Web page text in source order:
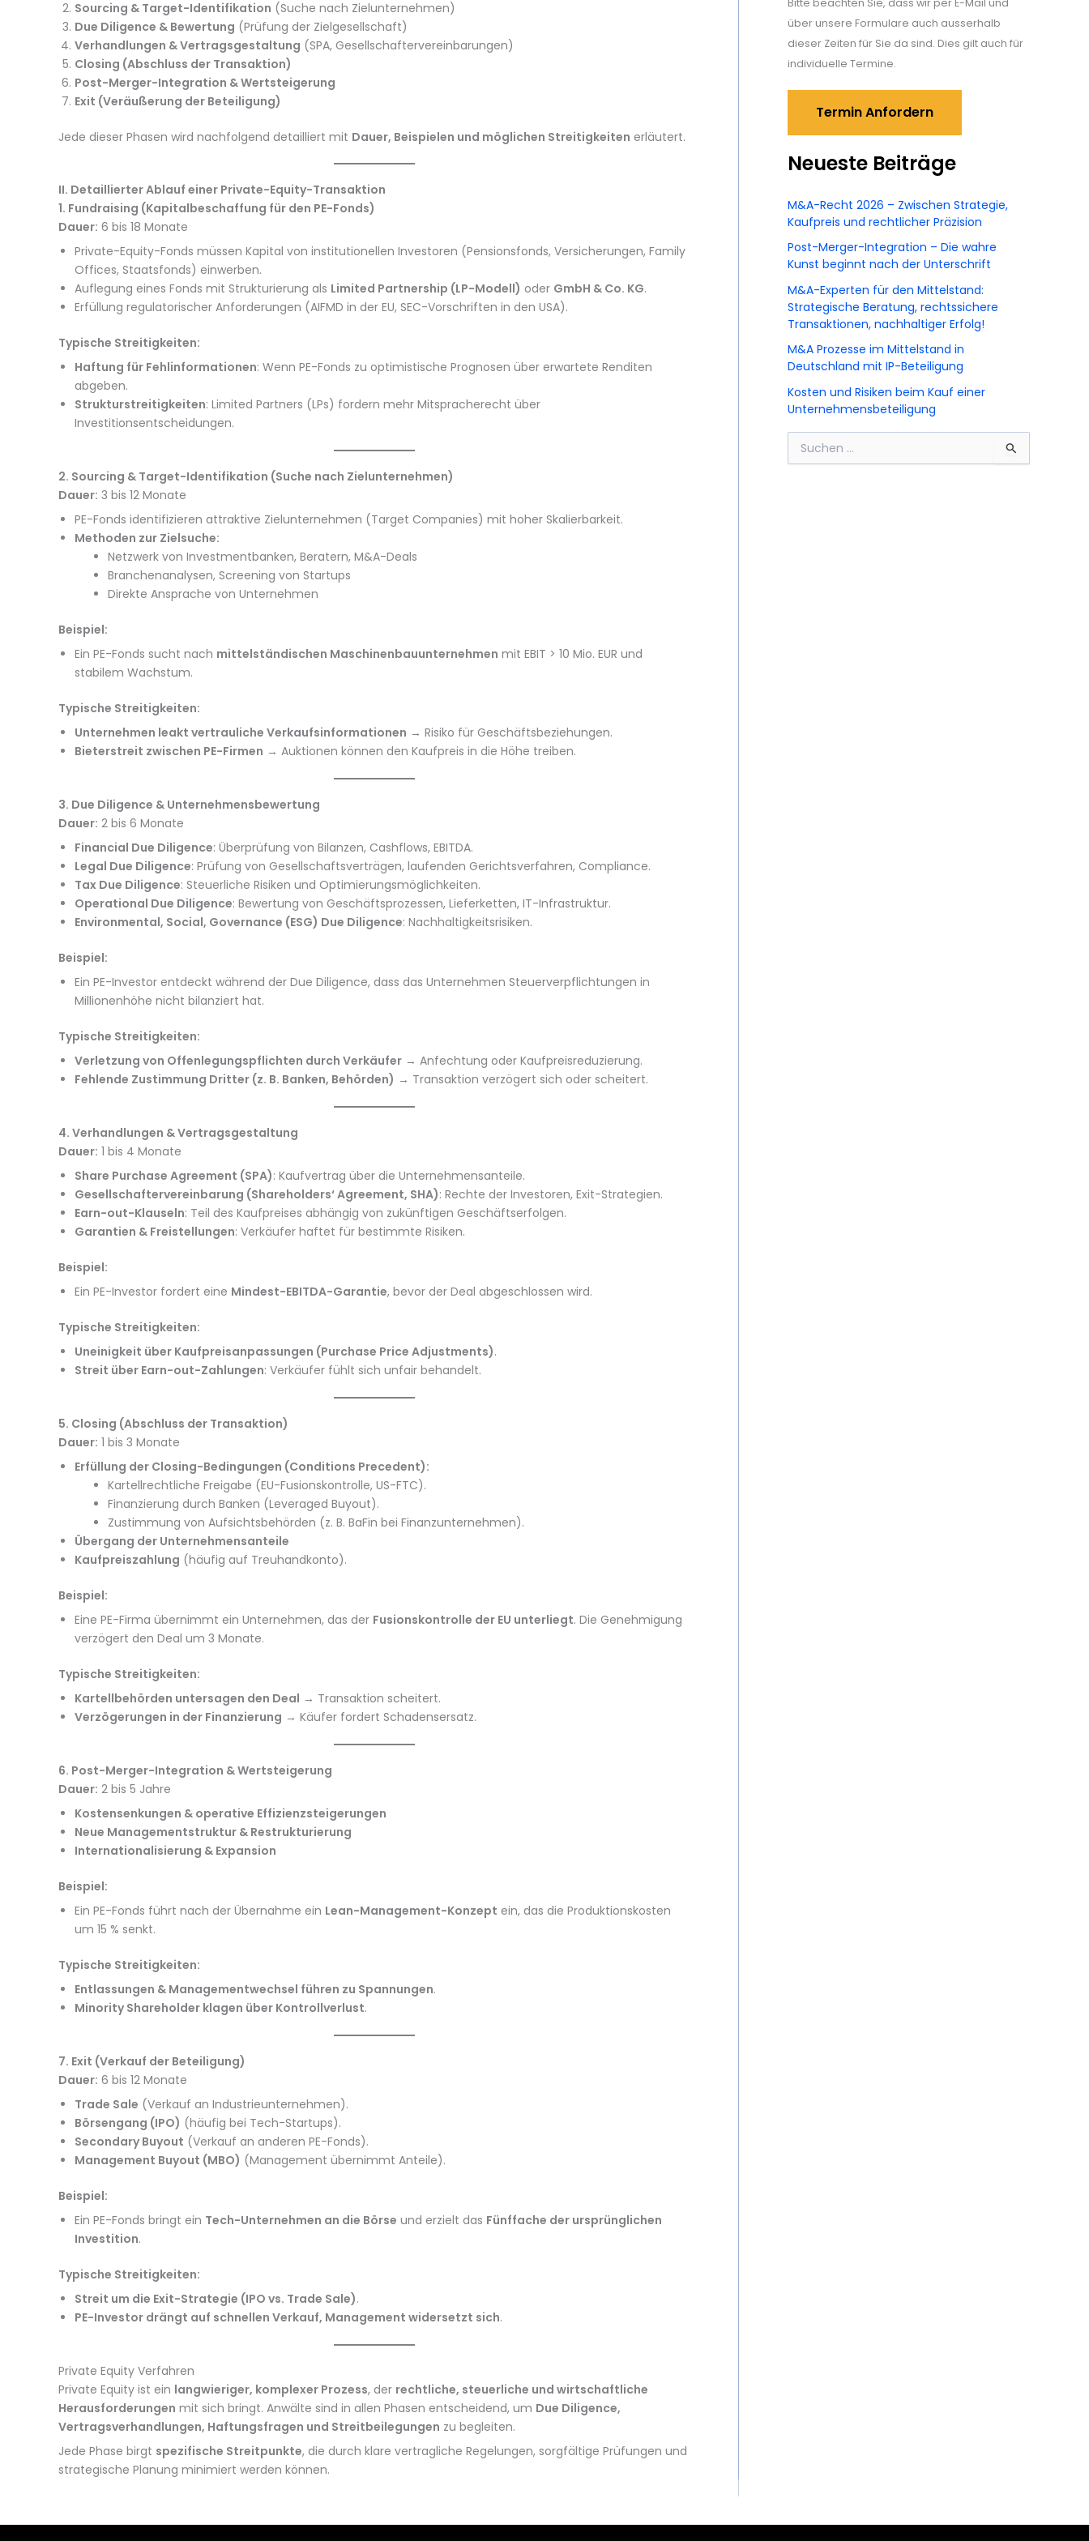
Sourcing & Target-Identifikation (Suche nach Zielunternehmen)
Due Diligence & Bewertung (Prüfung der Zielgesellschaft)
Verhandlungen & Vertragsgestaltung (SPA, Gesellschaftervereinbarungen)
Closing (Abschluss der Transaktion)
Post-Merger-Integration & Wertsteigerung
Exit (Veräußerung der Beteiligung)
Jede dieser Phasen wird nachfolgend detailliert mit Dauer, Beispielen und möglichen Streitigkeiten erläutert.
II. Detaillierter Ablauf einer Private-Equity-Transaktion
1. Fundraising (Kapitalbeschaffung für den PE-Fonds)
Dauer: 6 bis 18 Monate
Private-Equity-Fonds müssen Kapital von institutionellen Investoren (Pensionsfonds, Versicherungen, Family
Offices, Staatsfonds) einwerben.
Auflegung eines Fonds mit Strukturierung als Limited Partnership (LP-Modell) oder GmbH & Co. KG.
Erfüllung regulatorischer Anforderungen (AIFMD in der EU, SEC-Vorschriften in den USA).
Typische Streitigkeiten:
Haftung für Fehlinformationen: Wenn PE-Fonds zu optimistische Prognosen über erwartete Renditen
abgeben.
Strukturstreitigkeiten: Limited Partners (LPs) fordern mehr Mitspracherecht über
Investitionsentscheidungen.
2. Sourcing & Target-Identifikation (Suche nach Zielunternehmen)
Dauer: 3 bis 12 Monate
PE-Fonds identifizieren attraktive Zielunternehmen (Target Companies) mit hoher Skalierbarkeit.
Methoden zur Zielsuche:
Netzwerk von Investmentbanken, Beratern, M&A-Deals
Branchenanalysen, Screening von Startups
Direkte Ansprache von Unternehmen
Beispiel:
Ein PE-Fonds sucht nach mittelständischen Maschinenbauunternehmen mit EBIT > 10 Mio. EUR und
stabilem Wachstum.
Typische Streitigkeiten:
Unternehmen leakt vertrauliche Verkaufsinformationen → Risiko für Geschäftsbeziehungen.
Bieterstreit zwischen PE-Firmen → Auktionen können den Kaufpreis in die Höhe treiben.
3. Due Diligence & Unternehmensbewertung
Dauer: 2 bis 6 Monate
Financial Due Diligence: Überprüfung von Bilanzen, Cashflows, EBITDA.
Legal Due Diligence: Prüfung von Gesellschaftsverträgen, laufenden Gerichtsverfahren, Compliance.
Tax Due Diligence: Steuerliche Risiken und Optimierungsmöglichkeiten.
Operational Due Diligence: Bewertung von Geschäftsprozessen, Lieferketten, IT-Infrastruktur.
Environmental, Social, Governance (ESG) Due Diligence: Nachhaltigkeitsrisiken.
Beispiel:
Ein PE-Investor entdeckt während der Due Diligence, dass das Unternehmen Steuerverpflichtungen in
Millionenhöhe nicht bilanziert hat.
Typische Streitigkeiten:
Verletzung von Offenlegungspflichten durch Verkäufer → Anfechtung oder Kaufpreisreduzierung.
Fehlende Zustimmung Dritter (z. B. Banken, Behörden) → Transaktion verzögert sich oder scheitert.
4. Verhandlungen & Vertragsgestaltung
Dauer: 1 bis 4 Monate
Share Purchase Agreement (SPA): Kaufvertrag über die Unternehmensanteile.
Gesellschaftervereinbarung (Shareholders‘ Agreement, SHA): Rechte der Investoren, Exit-Strategien.
Earn-out-Klauseln: Teil des Kaufpreises abhängig von zukünftigen Geschäftserfolgen.
Garantien & Freistellungen: Verkäufer haftet für bestimmte Risiken.
Beispiel:
Ein PE-Investor fordert eine Mindest-EBITDA-Garantie, bevor der Deal abgeschlossen wird.
Typische Streitigkeiten:
Uneinigkeit über Kaufpreisanpassungen (Purchase Price Adjustments).
Streit über Earn-out-Zahlungen: Verkäufer fühlt sich unfair behandelt.
5. Closing (Abschluss der Transaktion)
Dauer: 1 bis 3 Monate
Erfüllung der Closing-Bedingungen (Conditions Precedent):
Kartellrechtliche Freigabe (EU-Fusionskontrolle, US-FTC).
Finanzierung durch Banken (Leveraged Buyout).
Zustimmung von Aufsichtsbehörden (z. B. BaFin bei Finanzunternehmen).
Übergang der Unternehmensanteile
Kaufpreiszahlung (häufig auf Treuhandkonto).
Beispiel:
Eine PE-Firma übernimmt ein Unternehmen, das der Fusionskontrolle der EU unterliegt. Die Genehmigung
verzögert den Deal um 3 Monate.
Typische Streitigkeiten:
Kartellbehörden untersagen den Deal → Transaktion scheitert.
Verzögerungen in der Finanzierung → Käufer fordert Schadensersatz.
6. Post-Merger-Integration & Wertsteigerung
Dauer: 2 bis 5 Jahre
Kostensenkungen & operative Effizienzsteigerungen
Neue Managementstruktur & Restrukturierung
Internationalisierung & Expansion
Beispiel:
Ein PE-Fonds führt nach der Übernahme ein Lean-Management-Konzept ein, das die Produktionskosten
um 15 % senkt.
Typische Streitigkeiten:
Entlassungen & Managementwechsel führen zu Spannungen.
Minority Shareholder klagen über Kontrollverlust.
7. Exit (Verkauf der Beteiligung)
Dauer: 6 bis 12 Monate
Trade Sale (Verkauf an Industrieunternehmen).
Börsengang (IPO) (häufig bei Tech-Startups).
Secondary Buyout (Verkauf an anderen PE-Fonds).
Management Buyout (MBO) (Management übernimmt Anteile).
Beispiel:
Ein PE-Fonds bringt ein Tech-Unternehmen an die Börse und erzielt das Fünffache der ursprünglichen
Investition.
Typische Streitigkeiten:
Streit um die Exit-Strategie (IPO vs. Trade Sale).
PE-Investor drängt auf schnellen Verkauf, Management widersetzt sich.
Private Equity Verfahren
Private Equity ist ein langwieriger, komplexer Prozess, der rechtliche, steuerliche und wirtschaftliche
Herausforderungen mit sich bringt. Anwälte sind in allen Phasen entscheidend, um Due Diligence,
Vertragsverhandlungen, Haftungsfragen und Streitbeilegungen zu begleiten.
Jede Phase birgt spezifische Streitpunkte, die durch klare vertragliche Regelungen, sorgfältige Prüfungen und
strategische Planung minimiert werden können.
über unsere Formulare auch ausserhalb
dieser Zeiten für Sie da sind. Dies gilt auch für
individuelle Termine.
Termin Anfordern
Neueste Beiträge
M&A-Recht 2026 – Zwischen Strategie,
Kaufpreis und rechtlicher Präzision
Post-Merger-Integration – Die wahre
Kunst beginnt nach der Unterschrift
M&A-Experten für den Mittelstand:
Strategische Beratung, rechtssichere
Transaktionen, nachhaltiger Erfolg!
M&A Prozesse im Mittelstand in
Deutschland mit IP-Beteiligung
Kosten und Risiken beim Kauf einer
Unternehmensbeteiligung